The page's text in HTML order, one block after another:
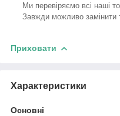
Ми перевіряємо всі наші
Завжди можливо замінити
Приховати
Характеристики
Основні